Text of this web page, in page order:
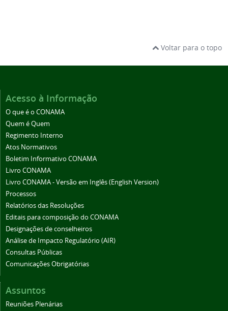
Voltar para o topo
Acesso à Informação
O que é o CONAMA
Quem é Quem
Regimento Interno
Atos Normativos
Boletim Informativo CONAMA
Livro CONAMA
Livro CONAMA - Versão em Inglês (English Version)
Processos
Relatórios das Resoluções
Editais para composição do CONAMA
Designações de conselheiros
Análise de Impacto Regulatório (AIR)
Consultas Públicas
Comunicações Obrigatórias
Assuntos
Reuniões Plenárias